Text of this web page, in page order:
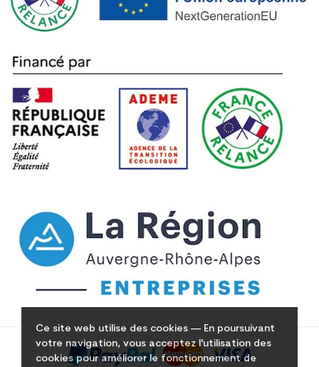
Ce site web utilise des cookies — En poursuivant
votre navigation, vous acceptez l'utilisation des
cookies pour améliorer le fonctionnement de